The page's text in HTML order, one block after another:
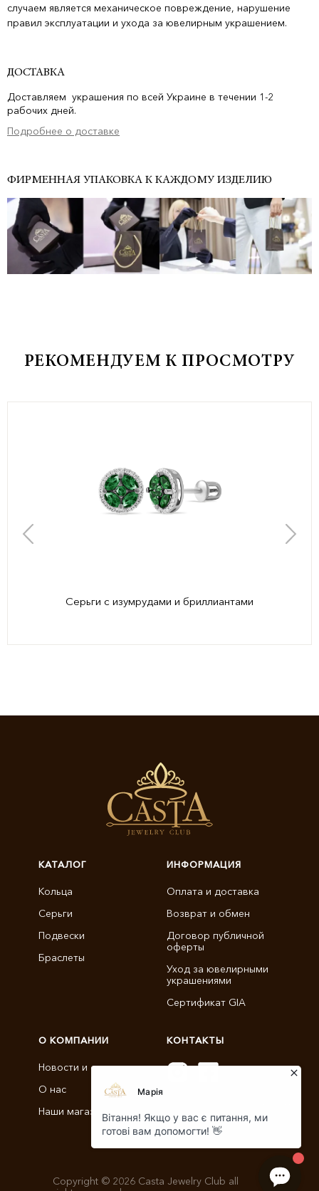
случаем является механическое повреждение, нарушение
правил эксплуатации и ухода за ювелирным украшением.
ДОСТАВКА
Доставляем украшения по всей Украине в течении 1-2
рабочих дней.
Подробнее о доставке
ФИРМЕННАЯ УПАКОВКА К КАЖДОМУ ИЗДЕЛИЮ
РЕКОМЕНДУЕМ К ПРОСМОТРУ
Серьги с изумрудами и бриллиантами
КАТАЛОГ
Кольца
Серьги
Подвески
Браслеты
ИНФОРМАЦИЯ
Оплата и доставка
Возврат и обмен
Договор публичной
оферты
Уход за ювелирными
украшениями
Сертификат GIA
О КОМПАНИИ
Новости и статьи
О нас
Наши магазины
КОНТАКТЫ
+38 (096) 900-11-22
Copyright © 2026 Casta Jewelry Club all